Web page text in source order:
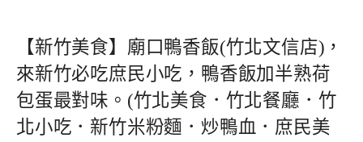
【新竹美食】廟口鴨香飯(竹北文信店)，
來新竹必吃庶民小吃，鴨香飯加半熟荷
包蛋最對味。(竹北美食．竹北餐廳．竹
北小吃．新竹米粉麵．炒鴨血．庶民美